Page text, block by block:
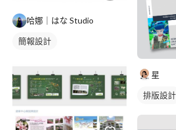
哈娜｜はな Studio
簡報設計
星
排版設計